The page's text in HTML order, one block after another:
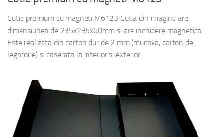
Cutie premium cu magneti M6123 Cutia din imagine are
dimensiunea de 235x235x60mm si are inchidere magnetica.
Este realizata din carton dur de 2 mm (mucava, carton de
legatorie) si caserata la interior si exterior...